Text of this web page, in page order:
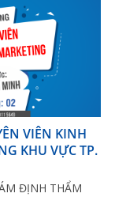
VIÊN KINH
KHU VỰC TP.
ĐỊNH THẨM